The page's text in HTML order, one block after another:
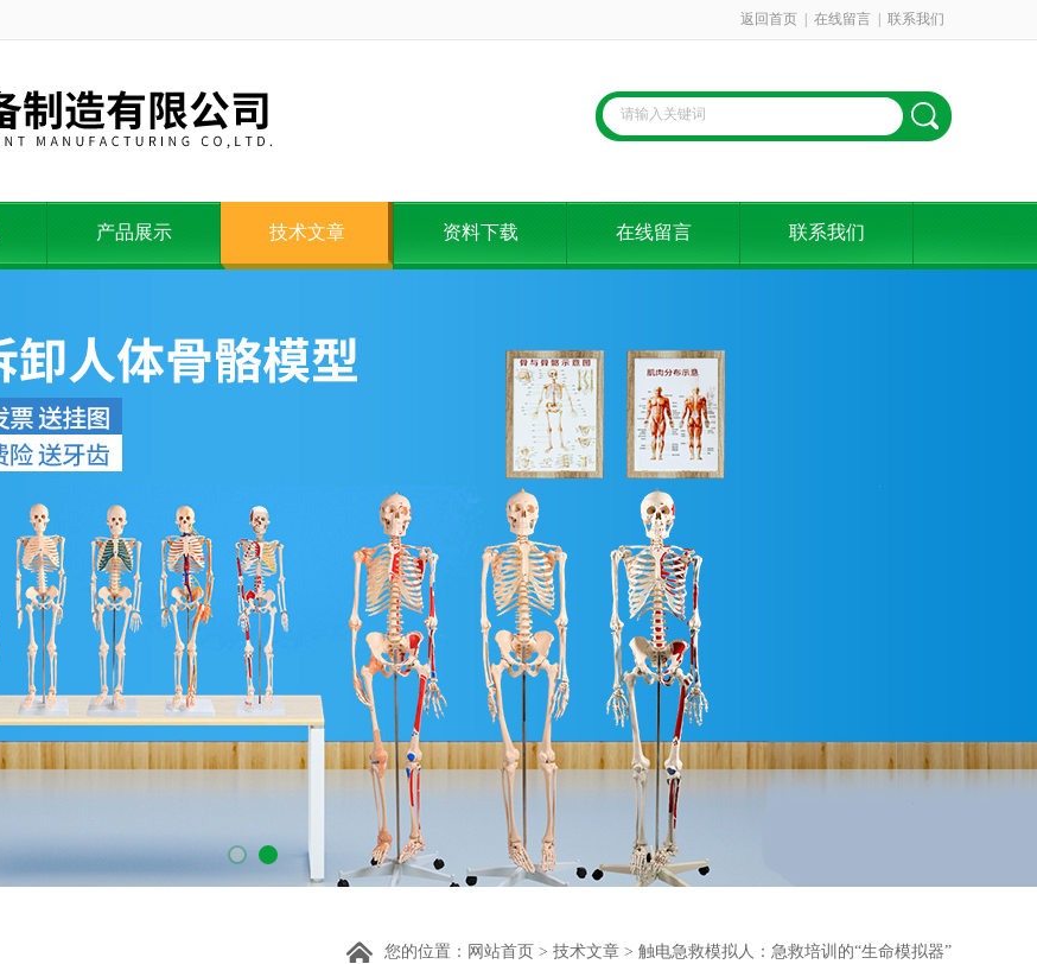
返回首页 在线留言 联系我们
产品展示 技术文章 资料下载 在线留言 联系我们
您的位置： 网站首页 > 技术文章 > 触电急救模拟人：急救培训的“生命模拟器”